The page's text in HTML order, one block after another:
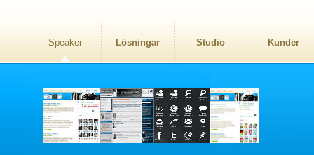
Speaker Lösningar Studio Kunder